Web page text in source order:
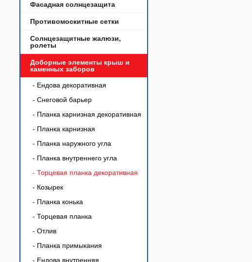
Фасадная солнцезащита
Противомоскитные сетки
Солнцезащитные жалюзи,
ролеты
Доборные элементы крыш и
каменных заборов
- Ендова декоративная
- Снеговой барьер
- Планка карнизная декоративная
- Планка карнизная
- Планка наружного угла
- Планка внутреннего угла
- Торцевая планка декоративная
- Козырек
- Планка конька
- Торцевая планка
- Отлив
- Планка примыкания
- Ендова внутренняя